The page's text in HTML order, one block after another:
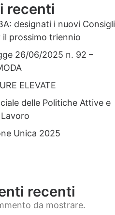
recenti
designati i nuovi Consigli
prossimo triennio
26/06/2025 n. 92 –
ELEVATE
delle Politiche Attive e
Unica 2025
recenti
da mostrare.